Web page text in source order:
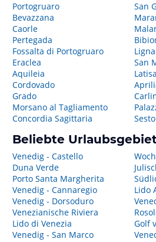
Portogruaro
Bevazzana
Caorle
Pertegada
Fossalta di Portogruaro
Eraclea
Aquileia
Cordovado
Grado
Morsano al Tagliamento
Concordia Sagittaria
San
San
Beliebte
Venedig - Castello
Duna Verde
Porto Santa Margherita
Venedig - Cannaregio
Venedig - Dorsoduro
Venezianische Riviera
Lido di Venezia
Venedig - San Marco
Lido
Golf